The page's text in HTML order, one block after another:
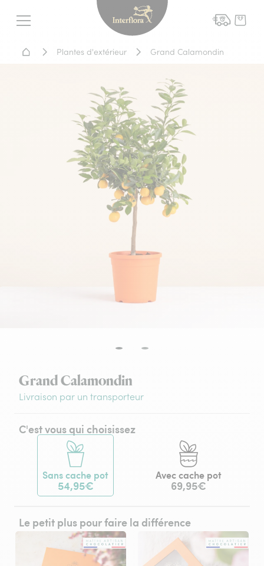
Menu
Interflora - livraison
Accueil - Livraison fleurs
Plantes d'extérieur Grand Calamondin
Grand Calamondin
Livraison par un transporteur
C'est vous qui choisissez
Sans cache pot
54,95€
Avec cache pot
69,95€
Le petit plus pour faire la différence